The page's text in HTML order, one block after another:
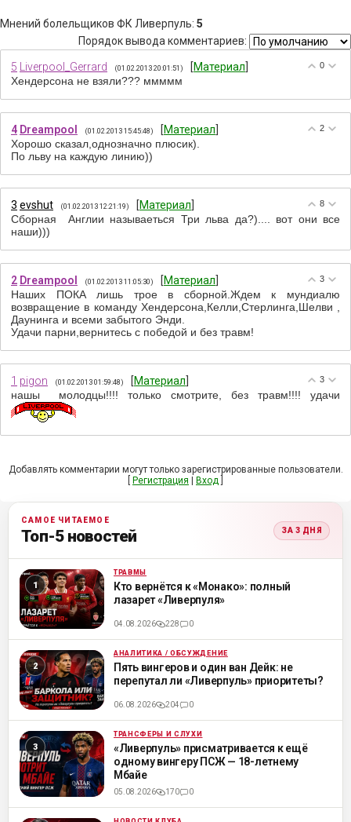
Мнений болельщиков ФК Ливерпуль: 5
Порядок вывода комментариев:
0
5 Liverpool_Gerrard (01.02.2013 20:01:51) [Материал
Хендерсона не взяли??? ммммм
2
4 Dreampool (01.02.2013 15:45:48) [Материал
Хорошо сказал,однозначно плюсик).
По льву на каждую линию))
8
3 evshut (01.02.2013 12:21:19) [Материал
Cборная Англии называеться Три льва да?).... вот они все
наши)))
3
2 Dreampool (01.02.2013 11:05:30) [Материал
Наших ПОКА лишь трое в сборной.Ждем к мундиалю
возвращение в команду Хендерсона,Келли,Стерлинга,Шелви ,
Даунинга и всеми забытого Энди.
Удачи парни,вернитесь с победой и без травм!
3
1 pigon (01.02.2013 01:59:48) [Материал
нашы молодцы!!!! только смотрите, без травм!!!! удачи
Добавлять комментарии могут только зарегистрированные пользователи.
Регистрация Вход
САМОЕ ЧИТАЕМОЕ
Топ-5 новостей ЗА 3 ДНЯ
ML ТРАВМЫ
Кто вернётся к «Монако»: полный
лазарет «Ливерпуля»
04.08.2026 228 0
ML АНАЛИТИКА / ОБСУЖДЕНИЕ
Пять вингеров и один ван Дейк: не
перепутал ли «Ливерпуль» приоритеты?
06.08.2026 204 0
ML ТРАНСФЕРЫ И СЛУХИ
«Ливерпуль» присматривается к ещё
одному вингеру ПСЖ — 18-летнему
Мбайе
05.08.2026 170 0